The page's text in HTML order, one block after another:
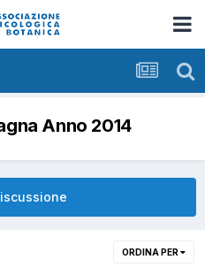
Anno 2014
ORDINA PER